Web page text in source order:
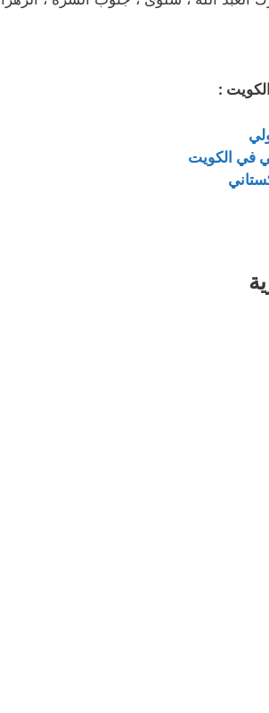
:
في الكويت